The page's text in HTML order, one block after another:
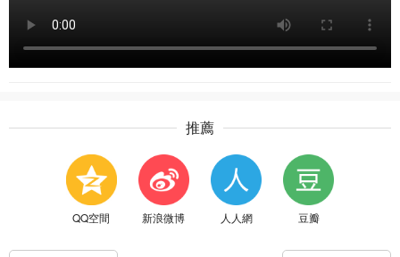
推薦
QQ空間 新浪微博 人人網 豆瓣